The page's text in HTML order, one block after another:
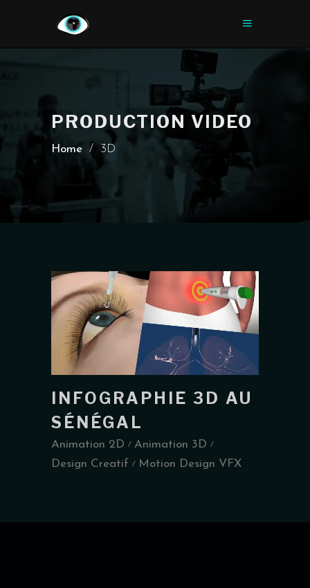
PRODUCTION VIDEO
Home / 3D
INFOGRAPHIE 3D AU
SÉNÉGAL
Animation 2D
Animation 3D
Design Creatif
Motion Design VFX